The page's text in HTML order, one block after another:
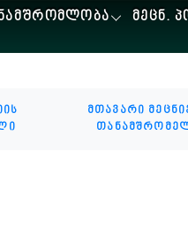
ᲛᲔᲪᲜ.
მთავარი